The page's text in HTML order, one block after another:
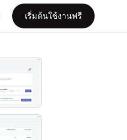
เริ่มต้นใช้งานฟรี